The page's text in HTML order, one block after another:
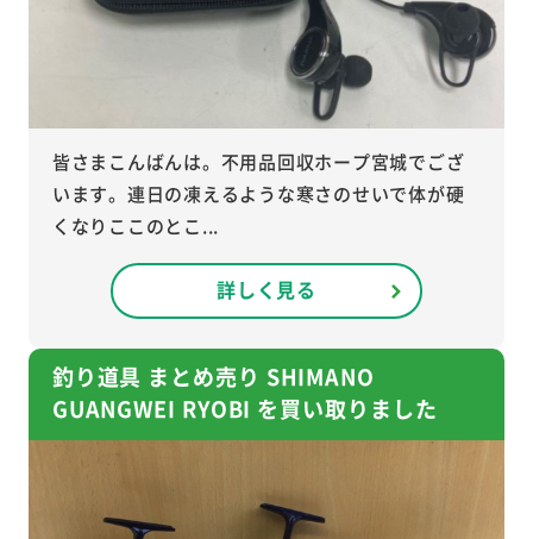
皆さまこんばんは。不用品回収ホープ宮城でござ
います。連日の凍えるような寒さのせいで体が硬
くなりここのとこ...
詳しく見る
釣り道具 まとめ売り SHIMANO
GUANGWEI RYOBI を買い取りました